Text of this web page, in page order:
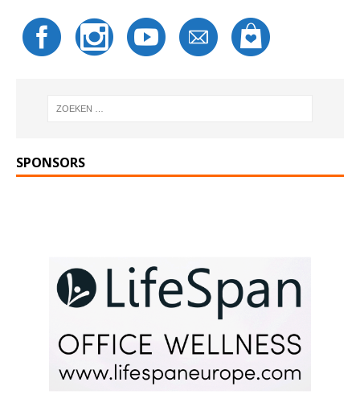
SPONSORS